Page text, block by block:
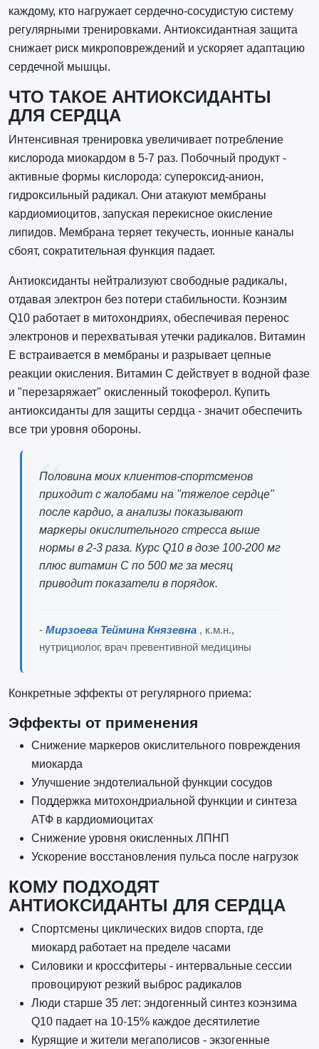
каждому, кто нагружает сердечно-сосудистую систему
регулярными тренировками. Антиоксидантная защита
снижает риск микроповреждений и ускоряет адаптацию
сердечной мышцы.
ЧТО ТАКОЕ АНТИОКСИДАНТЫ
ДЛЯ СЕРДЦА
Интенсивная тренировка увеличивает потребление
кислорода миокардом в 5-7 раз. Побочный продукт -
активные формы кислорода: супероксид-анион,
гидроксильный радикал. Они атакуют мембраны
кардиомиоцитов, запуская перекисное окисление
липидов. Мембрана теряет текучесть, ионные каналы
сбоят, сократительная функция падает.
Антиоксиданты нейтрализуют свободные радикалы,
отдавая электрон без потери стабильности. Коэнзим
Q10 работает в митохондриях, обеспечивая перенос
электронов и перехватывая утечки радикалов. Витамин
E встраивается в мембраны и разрывает цепные
реакции окисления. Витамин C действует в водной фазе
и "перезаряжает" окисленный токоферол. Купить
антиоксиданты для защиты сердца - значит обеспечить
все три уровня обороны.
Половина моих клиентов-спортсменов
приходит с жалобами на "тяжелое сердце"
после кардио, а анализы показывают
маркеры окислительного стресса выше
нормы в 2-3 раза. Курс Q10 в дозе 100-200 мг
плюс витамин C по 500 мг за месяц
приводит показатели в порядок.
- Мирзоева Теймина Князевна , к.м.н.,
нутрициолог, врач превентивной медицины
Конкретные эффекты от регулярного приема:
Эффекты от применения
Снижение маркеров окислительного повреждения
миокарда
Улучшение эндотелиальной функции сосудов
Поддержка митохондриальной функции и синтеза
АТФ в кардиомиоцитах
Снижение уровня окисленных ЛПНП
Ускорение восстановления пульса после нагрузок
КОМУ ПОДХОДЯТ
АНТИОКСИДАНТЫ ДЛЯ СЕРДЦА
Спортсмены циклических видов спорта, где
миокард работает на пределе часами
Силовики и кроссфитеры - интервальные сессии
провоцируют резкий выброс радикалов
Люди старше 35 лет: эндогенный синтез коэнзима
Q10 падает на 10-15% каждое десятилетие
Курящие и жители мегаполисов - экзогенные